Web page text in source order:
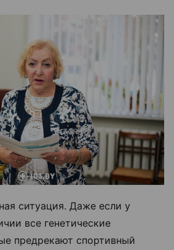
ситуация. Даже если у
все генетические
предрекают спортивный